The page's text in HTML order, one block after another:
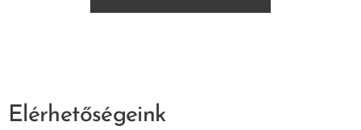
Elérhetőségeink